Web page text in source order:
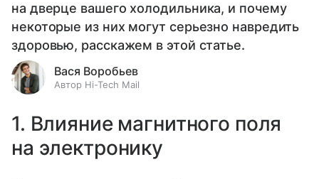
на дверце вашего холодильника, и почему
некоторые из них могут серьезно навредить
здоровью, расскажем в этой статье.
Вася Воробьев
Автор Hi-Tech Mail
1. Влияние магнитного поля
на электронику